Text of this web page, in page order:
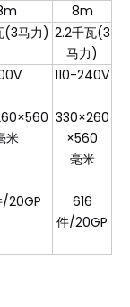
8m
(3马力) 2.2千瓦(3
马力)
110-240V
米
330×260
×560
毫米
/20GP
616
件/20GP